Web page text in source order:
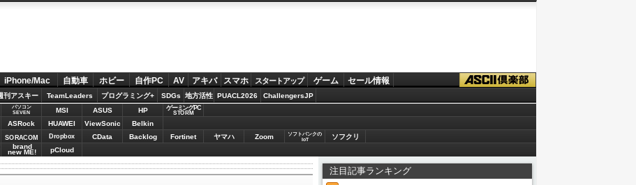
iPhone/Mac 自動車 ホビー 自作PC AV アキバ スマホ スタートアップ ゲーム セール情報
刊アスキー TeamLeaders プログラミング+ SDGs 地方活性 PUACL2026 ChallengersJP
パソコン
SEVEN
MSI ASUS HP ゲーミングPC
STORM
ASRock HUAWEI ViewSonic Belkin
SORACOM Dropbox CData Backlog Fortinet ヤマハ Zoom
ソフトバンクの
IoT
ソフクリ
brand
new ME! pCloud
注目記事ランキング